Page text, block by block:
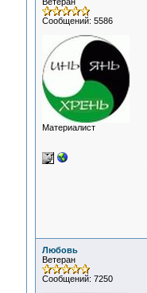
Сообщений: 5586
Материалист
Любовь
Ветеран
Сообщений: 7250